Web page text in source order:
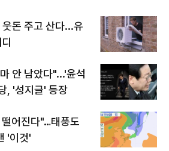
돈 주고 산다...유
안 남았다"...'윤석
, '성지글' 등장
어진다"…태풍도
'이것'